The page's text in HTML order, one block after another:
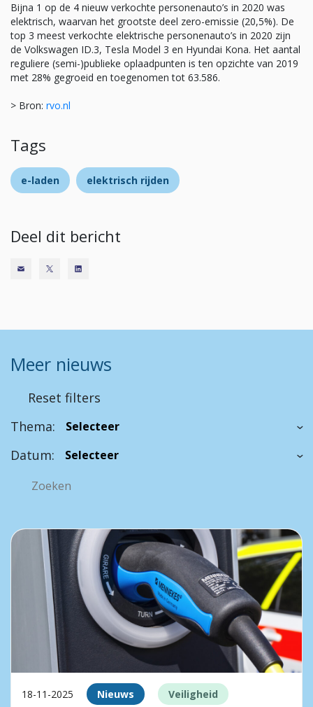
Bijna 1 op de 4 nieuw verkochte personenauto’s in 2020 was
elektrisch, waarvan het grootste deel zero-emissie (20,5%). De
top 3 meest verkochte elektrische personenauto’s in 2020 zijn
de Volkswagen ID.3, Tesla Model 3 en Hyundai Kona. Het aantal
reguliere (semi-)publieke oplaadpunten is ten opzichte van 2019
met 28% gegroeid en toegenomen tot 63.586.
> Bron: rvo.nl
Tags
e-laden elektrisch rijden
Deel dit bericht
Meer nieuws
Reset filters
Thema:
Datum:
18-11-2025 Nieuws Veiligheid